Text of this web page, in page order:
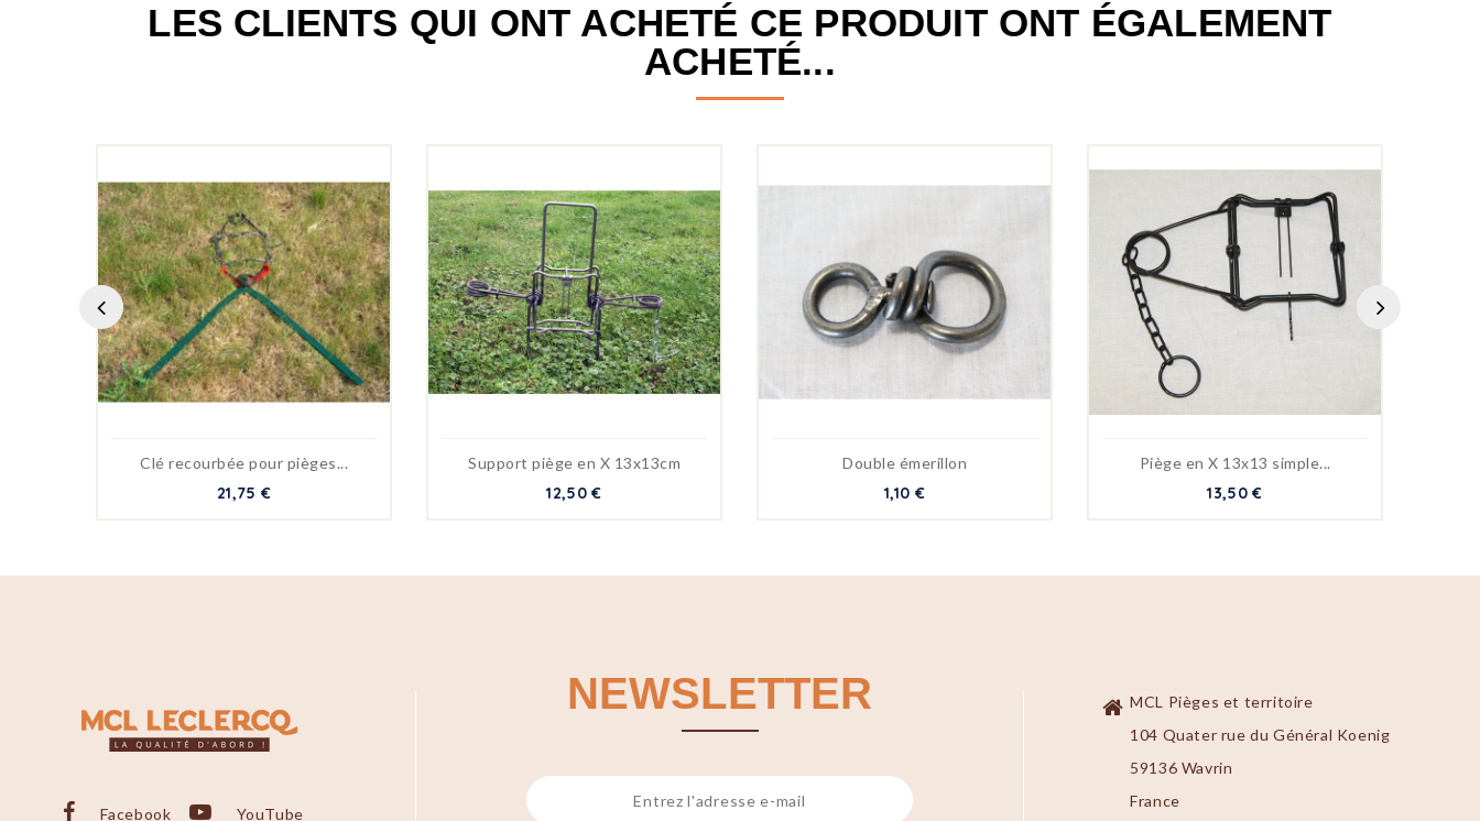
LES CLIENTS QUI ONT ACHETÉ CE PRODUIT ONT ÉGALEMENT
ACHETÉ...
Clé recourbée pour pièges...
21,75 €
Support piège en X 13x13cm
12,50 €
Double émerillon
1,10 €
Piège en X 13x13 simple...
13,50 €
Facebook YouTube
NEWSLETTER
MCL Pièges et territoire
104 Quater rue du Général Koenig
59136 Wavrin
France